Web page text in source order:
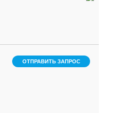
ОТПРАВИТЬ ЗАПРОС